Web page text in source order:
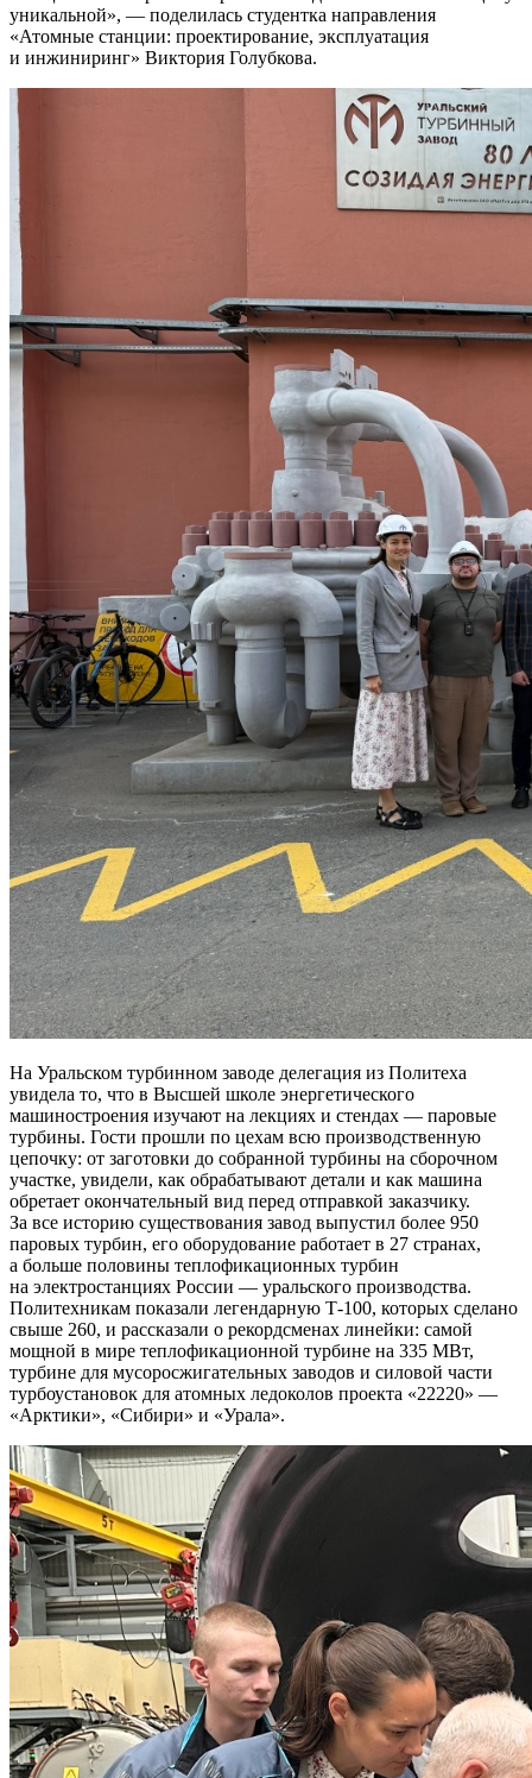
уникальной , — поделилась студентка направления
«Атомные станции: проектирование, эксплуатация
и инжиниринг» Виктория Голубкова.
На Уральском турбинном заводе делегация из Политеха
увидела то, что в Высшей школе энергетического
машиностроения изучают на лекциях и стендах — паровые
турбины. Гости прошли по цехам всю производственную
цепочку: от заготовки до собранной турбины на сборочном
участке, увидели, как обрабатывают детали и как машина
обретает окончательный вид перед отправкой заказчику.
За все историю существования завод выпустил более 950
паровых турбин, его оборудование работает в 27 странах,
а больше половины теплофикационных турбин
на электростанциях России — уральского производства.
Политехникам показали легендарную Т-100, которых сделано
свыше 260, и рассказали о рекордсменах линейки: самой
мощной в мире теплофикационной турбине на 335 МВт,
турбине для мусоросжигательных заводов и силовой части
турбоустановок для атомных ледоколов проекта «22220» —
«Арктики», «Сибири» и «Урала».